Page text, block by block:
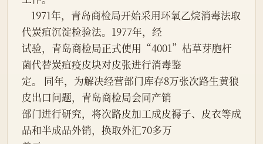
代炭疽沉淀检验法。1977年，经
试验，青岛商检局正式使用“4001”枯草芽胞杆
菌代替炭疽疫皮块对皮张进行消毒鉴
定。 同年，为解决经营部门库存8万张次路生黄狼
皮出口问题，青岛商检局会同产销
部门进行研究，将次路皮加工成皮褥子、皮衣等成
品和半成品外销，换取外汇70多万